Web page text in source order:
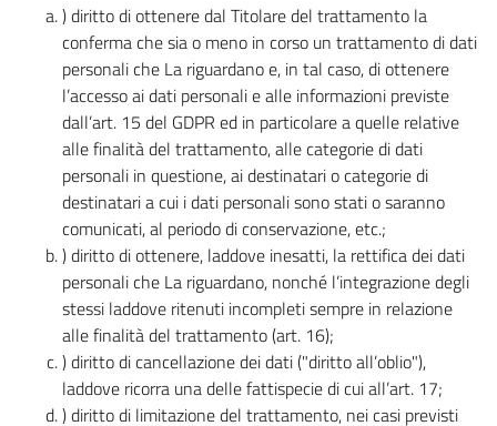
) diritto di ottenere dal Titolare del trattamento la
conferma che sia o meno in corso un trattamento di dati
personali che La riguardano e, in tal caso, di ottenere
l’accesso ai dati personali e alle informazioni previste
dall’art. 15 del GDPR ed in particolare a quelle relative
alle finalità del trattamento, alle categorie di dati
personali in questione, ai destinatari o categorie di
destinatari a cui i dati personali sono stati o saranno
comunicati, al periodo di conservazione, etc.;
) diritto di ottenere, laddove inesatti, la rettifica dei dati
personali che La riguardano, nonché l’integrazione degli
stessi laddove ritenuti incompleti sempre in relazione
alle finalità del trattamento (art. 16);
) diritto di cancellazione dei dati ("diritto all’oblio"),
laddove ricorra una delle fattispecie di cui all’art. 17;
) diritto di limitazione del trattamento, nei casi previsti